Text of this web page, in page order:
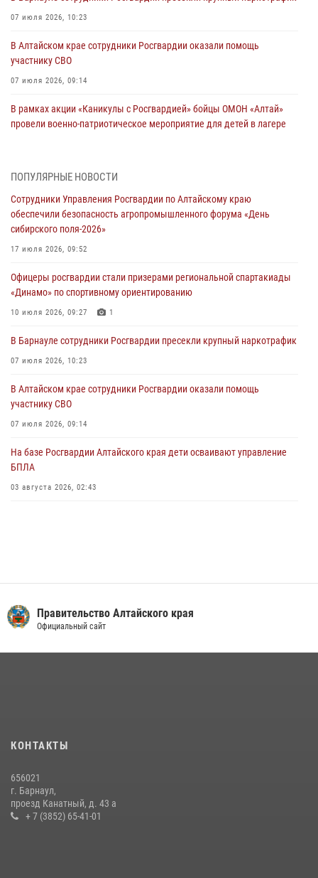
07 июля 2026, 10:23
В Алтайском крае сотрудники Росгвардии оказали помощь
участнику СВО
07 июля 2026, 09:14
В рамках акции «Каникулы с Росгвардией» бойцы ОМОН «Алтай»
провели военно-патриотическое мероприятие для детей в лагере
акции «Коробка храбрости»
Сотрудники Росгвардии провели встречу с юными пограничниками
03 июля 2026, 04:03
Управление Росгвардии по Алтайскому краю провело для детей
02 июля 2026, 00:55
Алтайскому краю подведены итоги «прямой линии»
01 июля 2026, 07:49
ПОПУЛЯРНЫЕ НОВОСТИ
Сотрудники Управления Росгвардии по Алтайскому краю
обеспечили безопасность агропромышленного форума «День
сибирского поля-2026»
17 июля 2026, 09:52
Офицеры росгвардии стали призерами региональной спартакиады
«Динамо» по спортивному ориентированию
10 июля 2026, 09:27 1
В Барнауле сотрудники Росгвардии пресекли крупный наркотрафик
07 июля 2026, 10:23
В Алтайском крае сотрудники Росгвардии оказали помощь
участнику СВО
07 июля 2026, 09:14
На базе Росгвардии Алтайского края дети осваивают управление
БПЛА
03 августа 2026, 02:43
Правительство Алтайского края
Официальный сайт
КОНТАКТЫ
656021
г. Барнаул,
проезд Канатный, д. 43 а
+ 7 (3852) 65-41-01